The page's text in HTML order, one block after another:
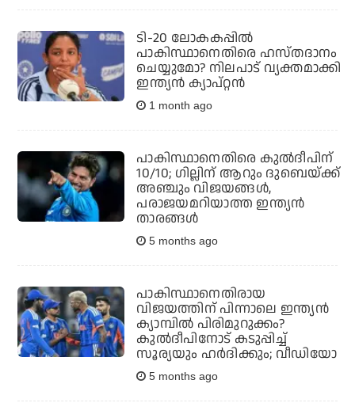
ടി-20 ലോകകപ്പിൽ
പാകിസ്ഥാനെതിരെ ഹസ്തദാനം
ചെയ്യുമോ? നിലപാട് വ്യക്തമാക്കി
ഇന്ത്യൻ ക്യാപ്റ്റൻ
1 month ago
പാകിസ്ഥാനെതിരെ കുല്‍ദീപിന്
10/10; ഗില്ലിന് ആറും ദുബെയ്ക്ക്
അഞ്ചും വിജയങ്ങള്‍,
പരാജയമറിയാത്ത ഇന്ത്യന്‍
താരങ്ങള്‍
5 months ago
പാകിസ്ഥാനെതിരായ
വിജയത്തിന് പിന്നാലെ ഇന്ത്യന്‍
ക്യാമ്പില്‍ പിരിമുറുക്കം?
കുല്‍ദീപിനോട് കടുപ്പിച്ച്
സൂര്യയും ഹര്‍ദിക്കും; വീഡിയോ
5 months ago